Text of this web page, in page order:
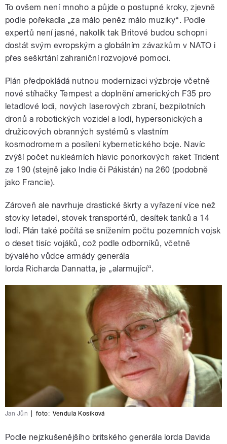
To ovšem není mnoho a půjde o postupné kroky, zjevně
podle pořekadla „za málo peněz málo muziky“. Podle
expertů není jasné, nakolik tak Britové budou schopni
dostát svým evropským a globálním závazkům v NATO i
přes seškrtání zahraniční rozvojové pomoci.
Plán předpokládá nutnou modernizaci výzbroje včetně
nové stíhačky Tempest a doplnění amerických F35 pro
letadlové lodi, nových laserových zbraní, bezpilotních
dronů a robotických vozidel a lodí, hypersonických a
družicových obranných systémů s vlastním
kosmodromem a posílení kybernetického boje. Navíc
zvýší počet nukleárních hlavic ponorkových raket Trident
ze 190 (stejně jako Indie či Pákistán) na 260 (podobně
jako Francie).
Zároveň ale navrhuje drastické škrty a vyřazení více než
stovky letadel, stovek transportérů, desítek tanků a 14
lodí. Plán také počítá se snížením počtu pozemních vojsk
o deset tisíc vojáků, což podle odborníků, včetně
bývalého vůdce armády generála
lorda Richarda Dannatta, je „alarmující“.
Jan Jůn foto: Vendula Kosíková
Podle nejzkušenějšího britského generála lorda Davida